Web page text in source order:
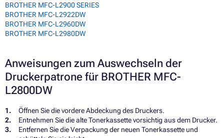
BROTHER MFC-L2900 SERIES
BROTHER MFC-L2922DW
BROTHER MFC-L2960DW
BROTHER MFC-L2980DW
Anweisungen zum Auswechseln der
Druckerpatrone für BROTHER MFC-
L2800DW
Öffnen Sie die vordere Abdeckung des Druckers.
Entnehmen Sie die alte Tonerkassette vorsichtig aus dem Drucker.
Entfernen Sie die Verpackung der neuen Tonerkassette und